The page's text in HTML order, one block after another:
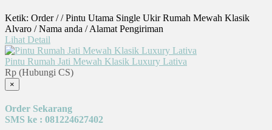
Ketik: Order / / Pintu Utama Single Ukir Rumah Mewah Klasik
Alvaro / Nama anda / Alamat Pengiriman
Lihat Detail
Pintu Rumah Jati Mewah Klasik Luxury Lativa
Rp (Hubungi CS)
×
Order Sekarang
SMS ke : 081224627402